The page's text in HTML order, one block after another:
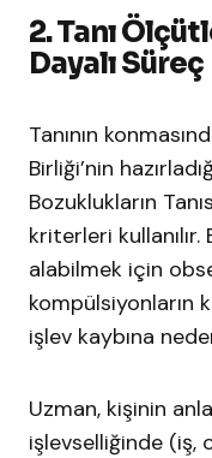
2. Tanı
Dayalı Süreç
Tanının
Birliği’nin
Bozuklukların
kriterleri
alabilmek için
kompülsiyonların
işlev kaybına
Uzman, kişinin
işlevselliğinde (iş,